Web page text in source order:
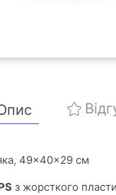
49×40×29 см
з жорсткого